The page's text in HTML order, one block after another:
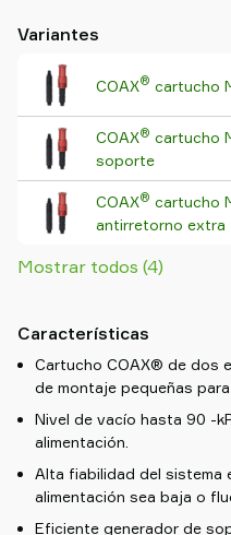
material.
Variantes
COAX® cartucho
COAX® cartucho
soporte
COAX® cartucho
antirretorno extra
Mostrar todos (4)
Características
Cartucho COAX® de dos
de montaje pequeñas
Nivel de vacío hasta 90 -
alimentación.
Alta fiabilidad del sistema
alimentación sea baja o
Eficiente generador de